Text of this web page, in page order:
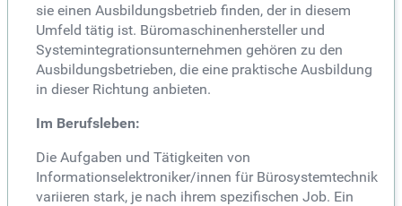
sie einen Ausbildungsbetrieb finden, der in diesem
Umfeld tätig ist. Büromaschinenhersteller und
Systemintegrationsunternehmen gehören zu den
Ausbildungsbetrieben, die eine praktische Ausbildung
in dieser Richtung anbieten.
Im Berufsleben:
Die Aufgaben und Tätigkeiten von
Informationselektroniker/innen für Bürosystemtechnik
variieren stark, je nach ihrem spezifischen Job. Ein